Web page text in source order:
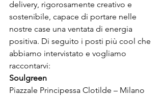
delivery, rigorosamente creativo e
sostenibile, capace di portare nelle
nostre case una ventata di energia
positiva. Di seguito i posti più cool che
abbiamo intervistato e vogliamo
raccontarvi:
Soulgreen